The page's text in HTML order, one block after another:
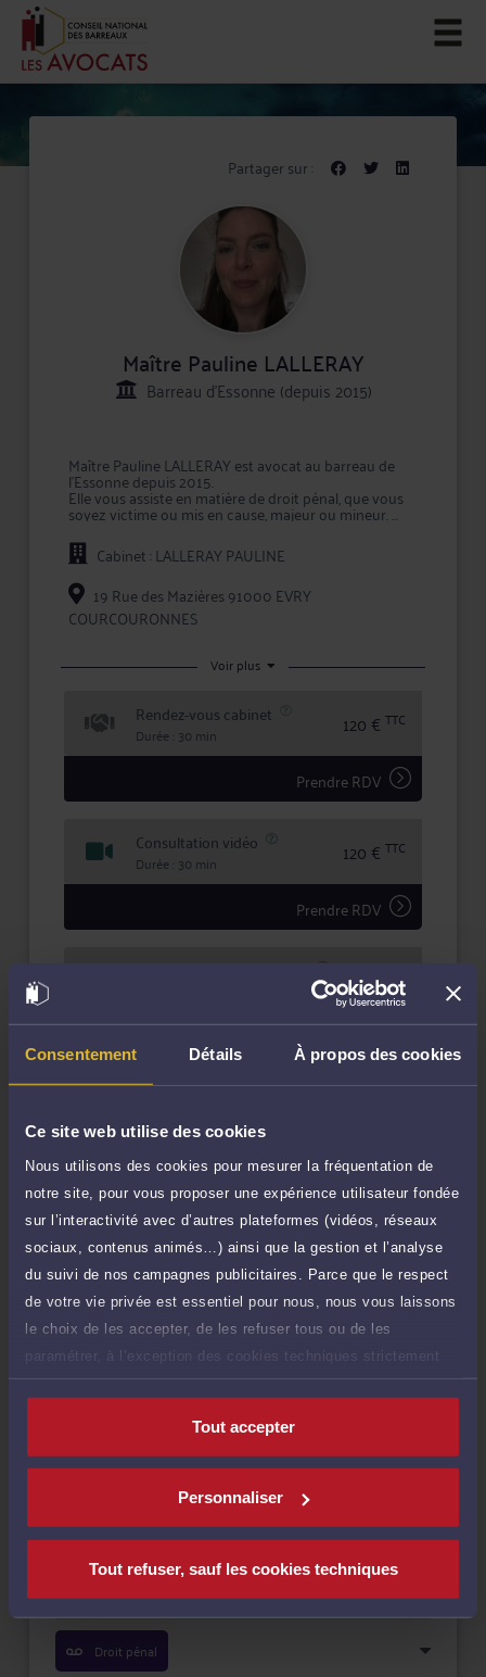
Consentement Détails À propos des cookies
Ce site web utilise des cookies
Nous utilisons des cookies pour mesurer la fréquentation de
notre site, pour vous proposer une expérience utilisateur fondée
sur l’interactivité avec d’autres plateformes (vidéos, réseaux
sociaux, contenus animés…) ainsi que la gestion et l’analyse
du suivi de nos campagnes publicitaires. Parce que le respect
de votre vie privée est essentiel pour nous, nous vous laissons
le choix de les accepter, de les refuser tous ou de les
paramétrer, à l’exception des cookies techniques strictement
nécessaires au fonctionnement du site.
Tout accepter
Personnaliser
Tout refuser, sauf les cookies techniques
Partager sur :
Maître Pauline LALLERAY
Barreau d'Essonne (depuis 2015)
Maître Pauline LALLERAY est avocat au barreau de
l'Essonne depuis 2015.
Elle vous assiste en matière de droit pénal, que vous
soyez victime ou mis en cause, majeur ou mineur.
Elle vous accompagne en matière d'assistance
éducative devant le Juge des enfants, ou vous
conseille afin de mettre en place une procédure
d'indemnisation de votre préjudice corporel suite à
une infraction ou un accident.
Cabinet : LALLERAY PAULINE
19 Rue des Mazières 91000 EVRY
COURCOURONNES
Voir plus
Rendez-vous cabinet
Durée : 30 min 120 € TTC
Prendre RDV
Consultation vidéo
Durée : 30 min 120 € TTC
Prendre RDV
Consultation téléphonique 60 €
Demander un rappel
de 1.000 caractères)
Poser une question
Consultation écrite
Etude de votre dossier + possibilité
d'ajout d'une pièce jointe
150 €
TTC
Consulter par écrit
Compétences
Droit du dommage corporel
Droit pénal